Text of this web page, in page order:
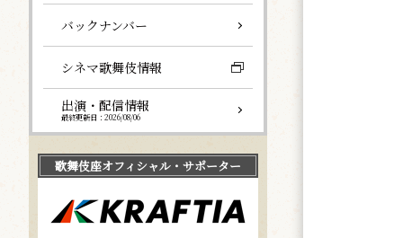
バックナンバー
シネマ歌舞伎情報
出演・配信情報
最終更新日：2026/08/06
歌舞伎座オフィシャル・サポーター